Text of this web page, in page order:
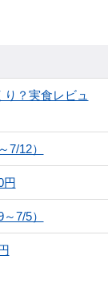
？実食レビュ
12）
円
7/5）